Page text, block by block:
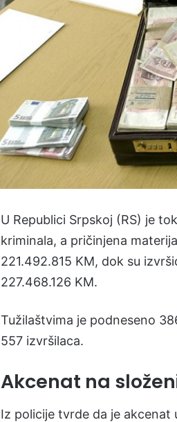
​U Republici Srpskoj (RS) je
kriminala, a pričinjena
221.492.815 KM, dok su
227.468.126 KM.
Tužilaštvima je podneseno
557 izvršilaca.
Akcenat na
Iz policije tvrde da je